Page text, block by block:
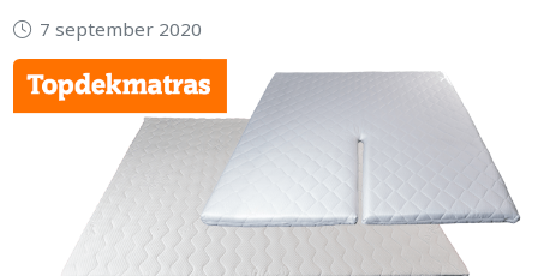
7 september 2020